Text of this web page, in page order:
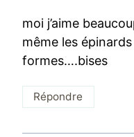
moi j’aime
même les
formes….bises
Répondre